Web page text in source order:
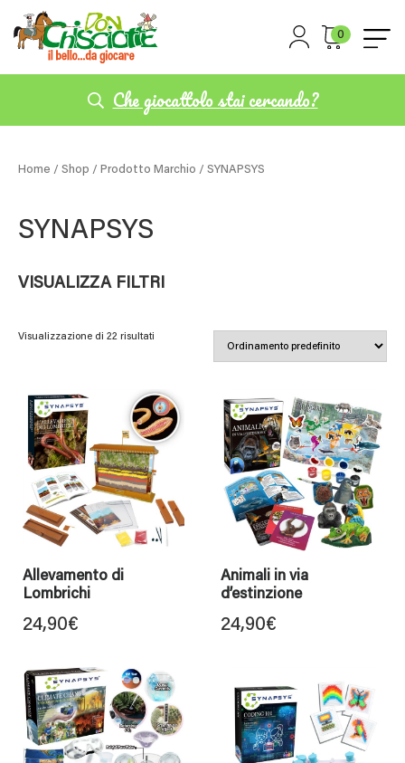
0
Che giocattolo stai cercando?
Home / Shop / Prodotto Marchio / SYNAPSYS
SYNAPSYS
VISUALIZZA FILTRI
Visualizzazione di 22 risultati
Allevamento di
Lombrichi
24,90€
Animali in via
d’estinzione
24,90€